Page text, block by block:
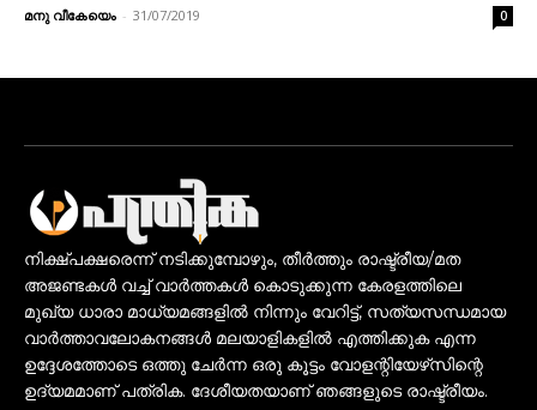
മനു വീകേയെം - 31/07/2019 0
നിക്ഷ്പക്ഷരെന്ന് നടിക്കുമ്പോഴും, തീർത്തും രാഷ്ട്രീയ/മത
അജണ്ടകൾ വച്ച് വാർത്തകൾ കൊടുക്കുന്ന കേരളത്തിലെ
മുഖ്യ ധാരാ മാധ്യമങ്ങളിൽ നിന്നും വേറിട്ട്, സത്യസന്ധമായ
വാർത്താവലോകനങ്ങൾ മലയാളികളിൽ എത്തിക്കുക എന്ന
ഉദ്ദേശത്തോടെ ഒത്തു ചേർന്ന ഒരു കൂട്ടം വോളന്റിയേഴ്‌സിന്റെ
ഉദ്യമമാണ് പത്രിക. ദേശീയതയാണ് ഞങ്ങളുടെ രാഷ്ട്രീയം.